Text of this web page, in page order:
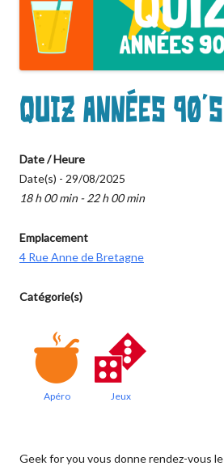
Quiz années 90’s
Date / Heure
Date(s) - 29/08/2025
18 h 00 min - 22 h 00 min
Emplacement
4 Rue Anne de Bretagne
Catégorie(s)
Apéro Jeux
Geek for you vous donne rendez-vous le